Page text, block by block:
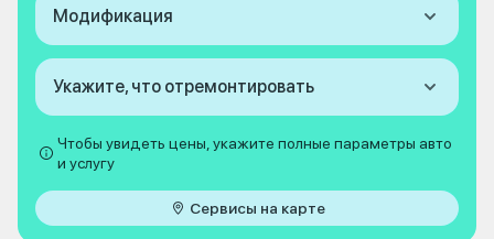
Модификация
Укажите, что отремонтировать
Чтобы увидеть цены, укажите полные параметры авто
и услугу
Сервисы на карте